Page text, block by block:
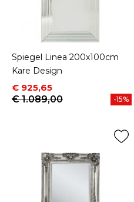
Spiegel Linea 200x100cm
Kare Design
Prijs
€ 925,65
Normale prijs
€ 1.089,00
-15%